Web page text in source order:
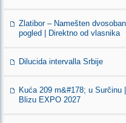
Zlatibor – Namešten
pogled | Direktno od vlasnika
Dilucida intervalla Srbije
Kuća 209 m&#178; u Surčinu
Blizu EXPO 2027